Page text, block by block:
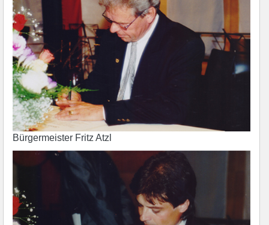
Bürgermeister Fritz Atzl